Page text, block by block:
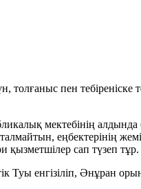
толғаныс пен
мектебінің
еңбектерінің
қызметшілер сап түзеп тұр.
Туы енгізіліп, Әнұран